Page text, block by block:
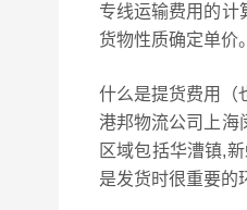
专线运输费用的计
货物性质确定单价。
什么是提货费用（
港邦物流公司上海
区域包括华漕镇,
是发货时很重要的